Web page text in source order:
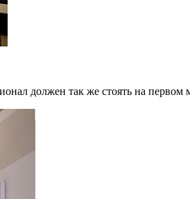
должен так же стоять на первом